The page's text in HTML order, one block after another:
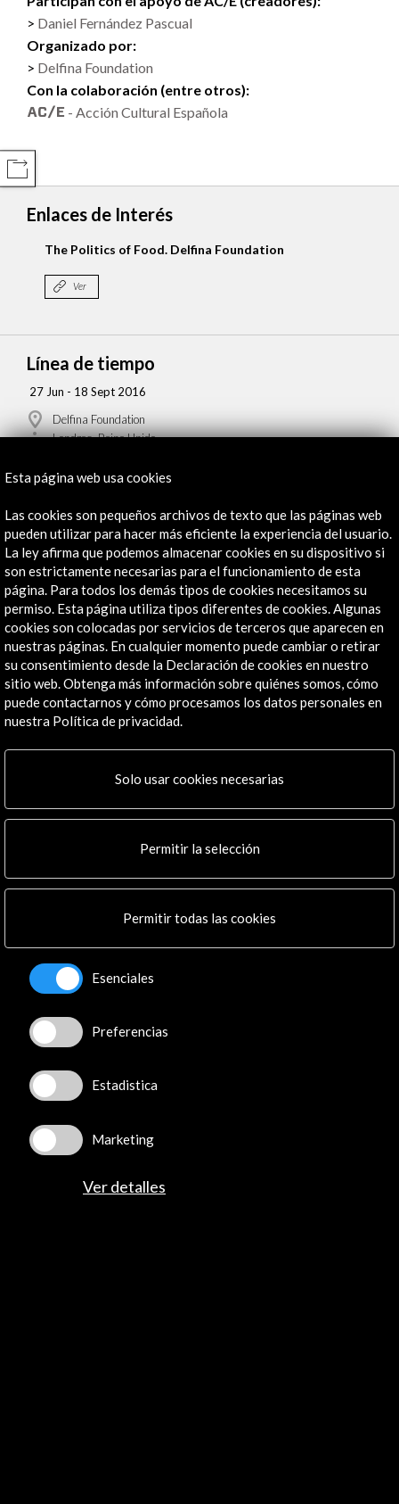
Daniel Fernández Pascual
Organizado por:
Delfina Foundation
Con la colaboración (entre otros):
- Acción Cultural Española
Enlaces de Interés
The Politics of Food. Delfina Foundation
Ver
Línea de tiempo
27 Jun - 18 Sept 2016
Delfina Foundation
Londres, Reino Unido
Recibe las últimas NOVEDADES
Suscríbete a nuestro boletín digital Ver último boletín
Contacta
28003 Madrid, España
Canales de contacto
Explora
Actividades
Programa PICE
Residencias
Noticias
Cultura en Red
Esta página web usa cookies
Las cookies son pequeños archivos de texto que las páginas web
pueden utilizar para hacer más eficiente la experiencia del usuario.
La ley afirma que podemos almacenar cookies en su dispositivo si
son estrictamente necesarias para el funcionamiento de esta
página. Para todos los demás tipos de cookies necesitamos su
permiso. Esta página utiliza tipos diferentes de cookies. Algunas
cookies son colocadas por servicios de terceros que aparecen en
nuestras páginas. En cualquier momento puede cambiar o retirar
su consentimiento desde la Declaración de cookies en nuestro
sitio web. Obtenga más información sobre quiénes somos, cómo
puede contactarnos y cómo procesamos los datos personales en
nuestra Política de privacidad.
Solo usar cookies necesarias
Permitir la selección
Permitir todas las cookies
Esenciales
Preferencias
Estadistica
Marketing
Ver detalles